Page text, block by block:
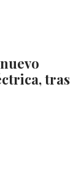
tras